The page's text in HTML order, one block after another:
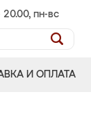
20.00, пн-вс
И ОПЛАТА